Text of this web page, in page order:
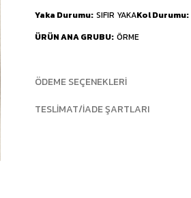
Yaka Durumu SIFIR YAKAKol Durumu
ÜRÜN ANA GRUBU ÖRME
ÖDEME SEÇENEKLERI
TESLIMAT/İADE ŞARTLARI